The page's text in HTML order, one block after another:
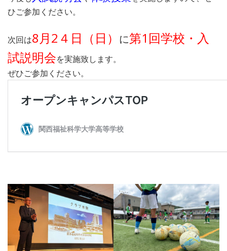
ひご参加ください。
次回は8月2４日（日） に第1回学校・入
試説明会を実施致します。
ぜひご参加ください。